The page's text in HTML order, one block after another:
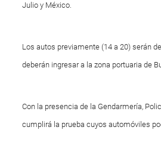
Julio y México.
Los autos previamente (14 a 20) serán
deberán ingresar a la zona portuaria de
Con la presencia de la Gendarmería,
cumplirá la prueba cuyos automóviles